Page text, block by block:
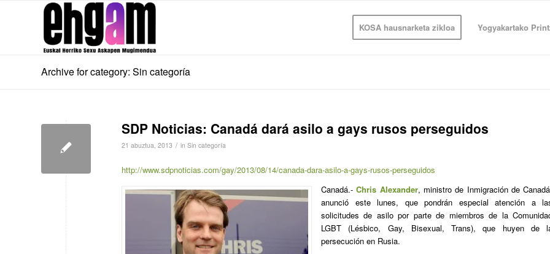
KOSA hausnarketa zikloa Yogyakartako
Archive for category: Sin categoría
SDP Noticias: Canadá dará asilo a gays rusos perseguidos
21 abuztua, 2013 / in Sin categoría
http://www.sdpnoticias.com/gay/2013/08/14/canada-dara-asilo-a-gays-rusos-perseguidos
Canadá.-Chris Alexander, ministro de Inmigración de
anunció este lunes, que pondrán especial atención a
solicitudes de asilo por parte de miembros de la
LGBT (Lésbico, Gay, Bisexual, Trans), que huyen de
persecución en Rusia.